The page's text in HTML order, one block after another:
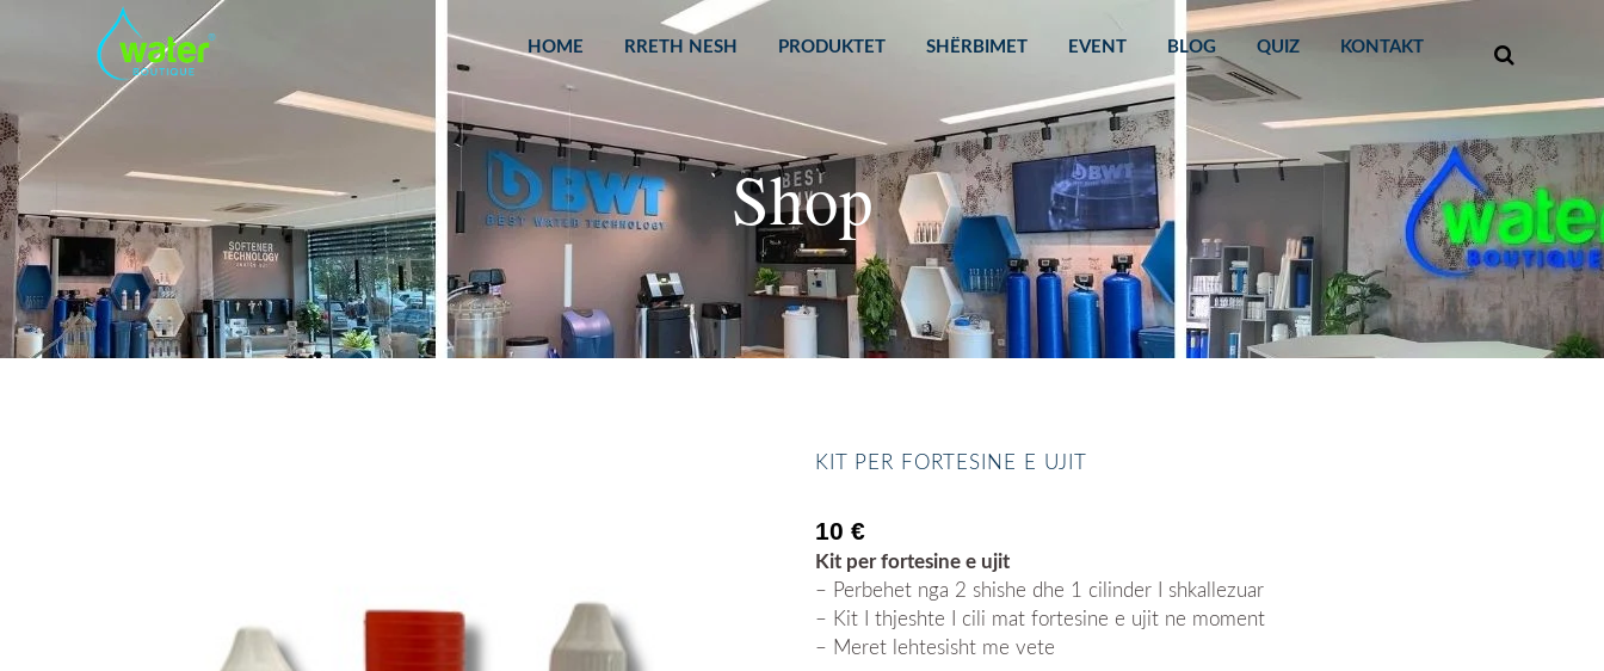
HOME RRETH NESH PRODUKTET SHËRBIMET EVENT BLOG QUIZ KONTAKT
Shop
KIT PER FORTESINE E UJIT
10 €
Kit per fortesine e ujit
– Perbehet nga 2 shishe dhe 1 cilinder I shkallezuar
– Kit I thjeshte I cili mat fortesine e ujit ne moment
– Meret lehtesisht me vete